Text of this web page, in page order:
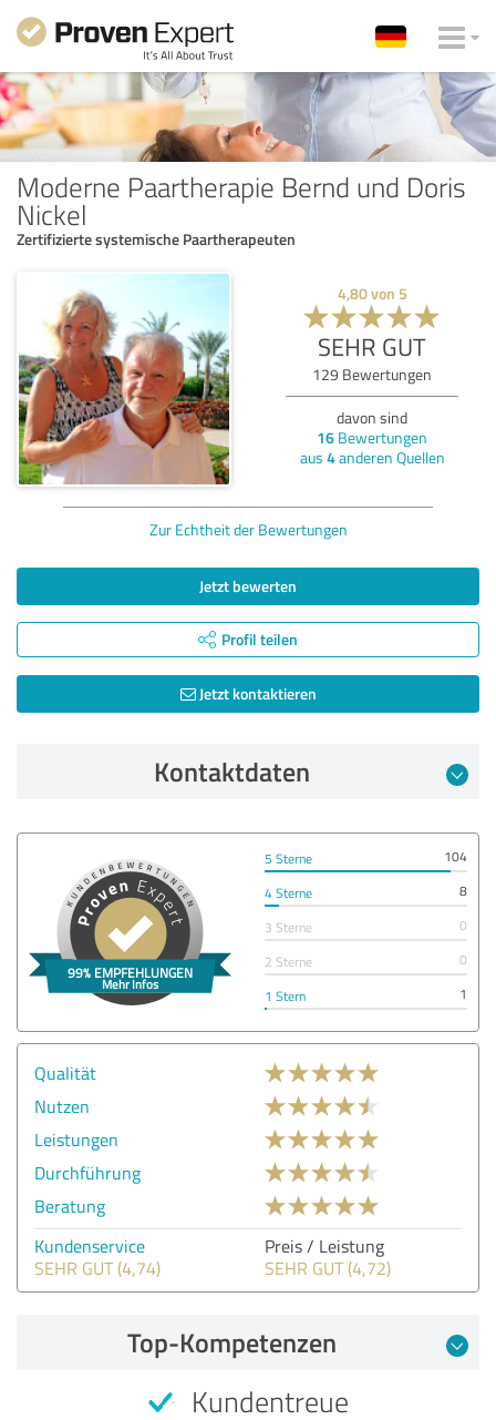
Moderne Paartherapie Bernd und Doris
Nickel
Zertifizierte systemische Paartherapeuten
4,80von 5
SEHR GUT
129 Bewertungen
davon sind
16 Bewertungen
aus 4anderen Quellen
Zur Echtheit der Bewertungen
Jetzt bewerten
Profil teilen
Jetzt kontaktieren
Kontaktdaten
5 Sterne
104
4 Sterne
8
3 Sterne
0
2 Sterne
0
1 Stern
1
Qualität
Nutzen
Leistungen
Durchführung
Beratung
Kundenservice
SEHR GUT (4,74)
Preis / Leistung
SEHR GUT (4,72)
Top-Kompetenzen
Kundentreue